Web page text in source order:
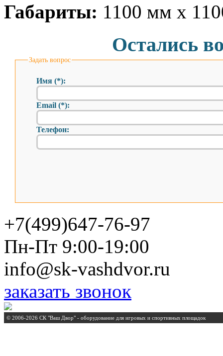
Габариты: 1100 мм х
Остались
Задать вопрос
Имя (*):
Email (*):
Телефон:
+7(499)647-76-97
Пн-Пт 9:00-19:00
info@sk-vashdvor.ru
заказать звонок
© 2006-2026 СК "Ваш Двор" - оборудование для игровых и спортивных площадок